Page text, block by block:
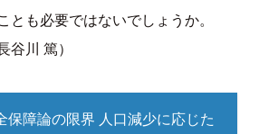
とも必要ではないでしょうか。
谷川 篤）
保障論の限界 人口減少に応じた